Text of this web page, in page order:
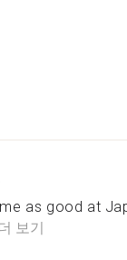
as good at
보기